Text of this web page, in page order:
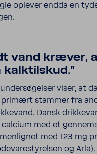
oplever endda en
vand kræver,
kalk­tilskud."
viser, at
primært stammer fra
Dansk
med et
med 123 mg
og Arla).